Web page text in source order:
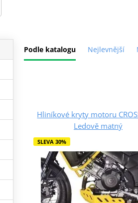
Podle katalogu Nejlevnější
Hliníkové kryty motoru
Ledově matný
SLEVA 30%